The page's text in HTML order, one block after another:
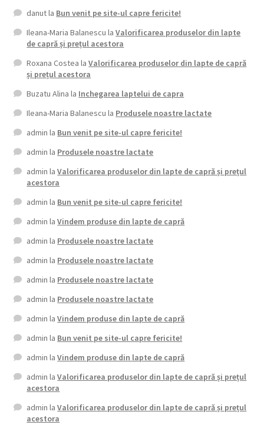
danutla Bun venit pe site-ul capre fericite!
Ileana-Maria Balanescu laValorificarea produselor din lapte
de capră și prețul acestora
Roxana Costea laValorificarea produselor din lapte de capră
și prețul acestora
Buzatu Alina la Inchegarea laptelui de capra
Ileana-Maria Balanescu la Produsele noastre lactate
admin la Bun venit pe site-ul capre fericite!
admin la Produsele noastre lactate
admin laValorificarea produselor din lapte de capră și prețul
acestora
admin la Bun venit pe site-ul capre fericite!
admin laVindem produse din lapte de capră
admin la Produsele noastre lactate
admin la Produsele noastre lactate
admin la Produsele noastre lactate
admin la Produsele noastre lactate
admin laVindem produse din lapte de capră
admin la Bun venit pe site-ul capre fericite!
admin laVindem produse din lapte de capră
admin laValorificarea produselor din lapte de capră și prețul
acestora
admin laValorificarea produselor din lapte de capră și prețul
acestora